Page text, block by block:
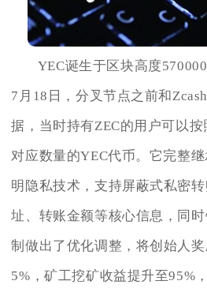
YEC诞生于区块高度
7月18日，分叉节点之前和
据，当时持有ZEC的用户可以
对应数量的YEC代币。它完整
明隐私技术，支持屏蔽式私密
址、转账金额等核心信息，同
制做出了优化调整，将创始人
5%，矿工挖矿收益提升至95%